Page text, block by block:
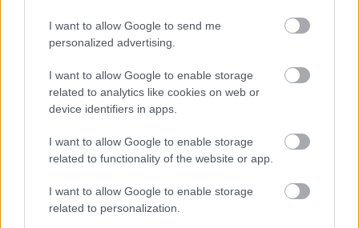
I want to allow Google to send me
personalized advertising.
I want to allow Google to enable storage
related to analytics like cookies on web or
device identifiers in apps.
I want to allow Google to enable storage
related to functionality of the website or app.
I want to allow Google to enable storage
related to personalization.
9 apps que valen oro